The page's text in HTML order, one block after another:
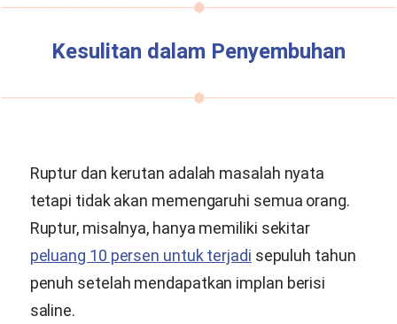
Kesulitan dalam Penyembuhan
Ruptur dan kerutan adalah masalah nyata
tetapi tidak akan memengaruhi semua orang.
Ruptur, misalnya, hanya memiliki sekitar
peluang 10 persen untuk terjadi sepuluh tahun
penuh setelah mendapatkan implan berisi
saline.